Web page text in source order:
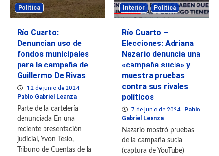
Política
Río Cuarto:
Denuncian uso de
fondos municipales
para la campaña de
Guillermo De Rivas
12 de junio de 2024
Pablo Gabriel Leanza
Parte de la cartelería
denunciada En una
reciente presentación
judicial, Yvon Tesio,
Tribuno de Cuentas de la
Interior Política
Río Cuarto –
Elecciones: Adriana
Nazario denuncia una
«campaña sucia» y
muestra pruebas
contra sus rivales
políticos
7 de junio de 2024
Pablo
Gabriel Leanza
Nazario mostró pruebas
de la campaña sucia
(captura de YouTube)